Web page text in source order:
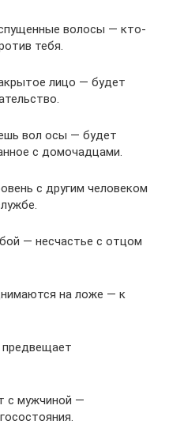
волосы — кто-
тебя.
лицо — будет
вол осы — будет
с домочадцами.
с другим человеком
— несчастье с отцом
на ложе — к
с мужчиной —